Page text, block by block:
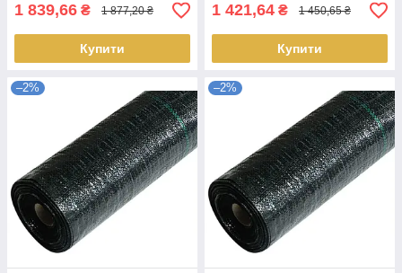
1 839,66 ₴ 1 877,20 ₴
Купити
1 421,64 ₴ 1 450,65 ₴
Купити
–2% –2%